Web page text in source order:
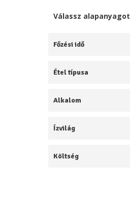
Válassz alapanyagot
Főzési idő
Étel típusa
Alkalom
Ízvilág
Költség